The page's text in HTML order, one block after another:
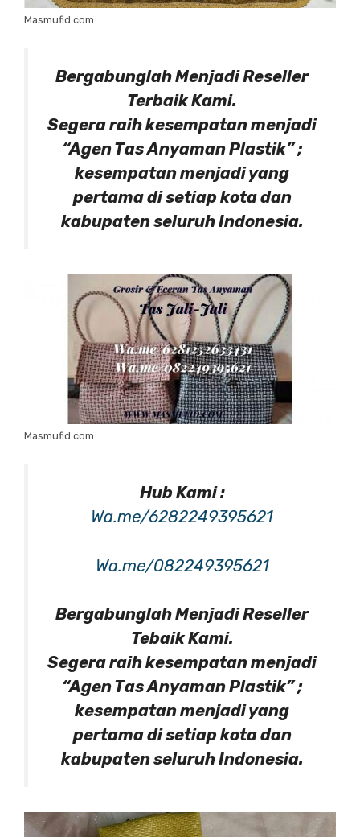
Masmufid.com
Bergabunglah Menjadi Reseller
Terbaik Kami.
Segera raih kesempatan menjadi
“Agen Tas Anyaman Plastik” ;
kesempatan menjadi yang
pertama di setiap kota dan
kabupaten seluruh Indonesia.
Masmufid.com
Hub Kami :
Wa.me/6282249395621
Wa.me/082249395621
Bergabunglah Menjadi Reseller
Tebaik Kami.
Segera raih kesempatan menjadi
“Agen Tas Anyaman Plastik” ;
kesempatan menjadi yang
pertama di setiap kota dan
kabupaten seluruh Indonesia.